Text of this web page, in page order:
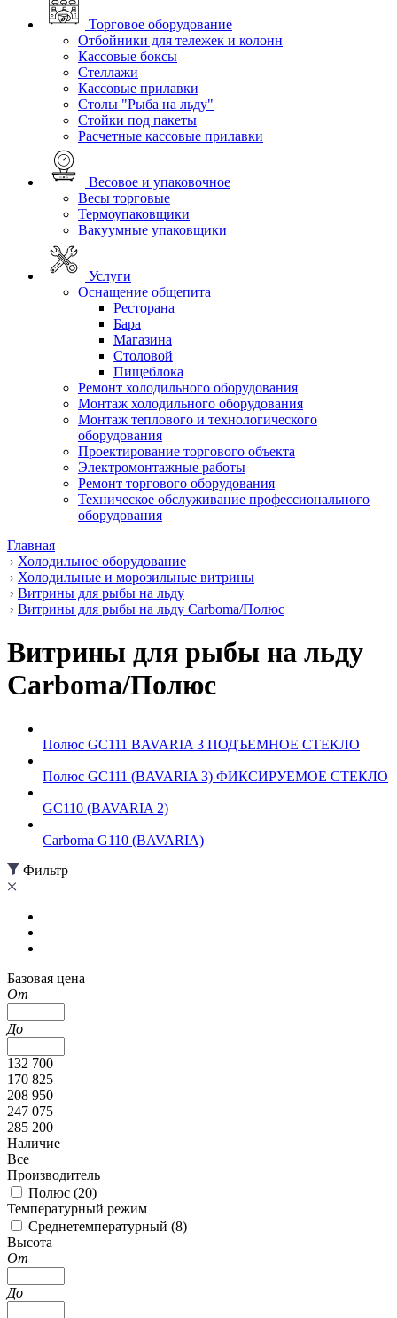
Торговое оборудование
Отбойники для тележек и колонн
Кассовые боксы
Стеллажи
Кассовые прилавки
Столы "Рыба на льду"
Стойки под пакеты
Расчетные кассовые прилавки
Весовое и упаковочное
Весы торговые
Термоупаковщики
Вакуумные упаковщики
Услуги
Оснащение общепита
Ресторана
Бара
Магазина
Столовой
Пищеблока
Ремонт холодильного оборудования
Монтаж холодильного оборудования
Монтаж теплового и технологического
оборудования
Проектирование торгового объекта
Электромонтажные работы
Ремонт торгового оборудования
Техническое обслуживание профессионального
оборудования
Главная
Холодильное оборудование
Холодильные и морозильные витрины
Витрины для рыбы на льду
Витрины для рыбы на льду Carboma/Полюс
Витрины для рыбы на льду
Carboma/Полюс
Полюс GC111 BAVARIA 3 ПОДЪЕМНОЕ СТЕКЛО
Полюс GC111 (BAVARIA 3) ФИКСИРУЕМОЕ СТЕКЛО
GC110 (BAVARIA 2)
Carboma G110 (BAVARIA)
Фильтр
Базовая цена
От
До
132 700
170 825
208 950
247 075
285 200
Наличие
Все
Производитель
Полюс (20)
Температурный режим
Среднетемпературный (8)
Высота
От
До